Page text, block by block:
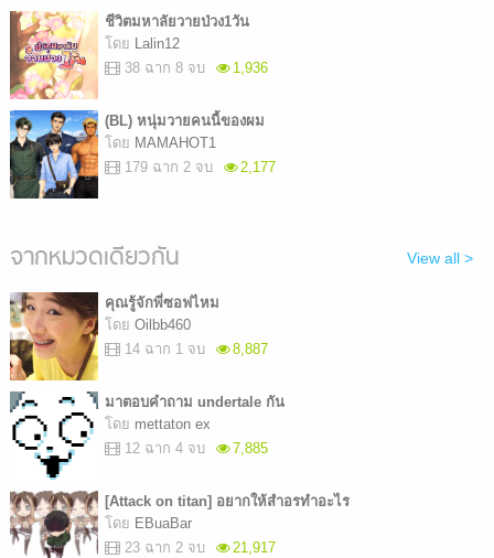
ชีวิตมหาลัยวายป่วง1วัน
โดย
Lalin12
38 ฉาก 8 จบ
1,936
(BL) หนุ่มวายคนนี้ของผม
โดย MAMAHOT1
179 ฉาก 2 จบ
2,177
จากหมวดเดียวกัน View all >
คุณรู้จักพี่ซอฟไหม
โดย Oilbb460
14 ฉาก 1 จบ
8,887
มาตอบคำถาม undertale กัน
โดย mettaton ex
12 ฉาก 4 จบ
7,885
[Attack on titan] อยากให้สำอรทำอะไร
โดย EBuaBar
23 ฉาก 2 จบ
21,917